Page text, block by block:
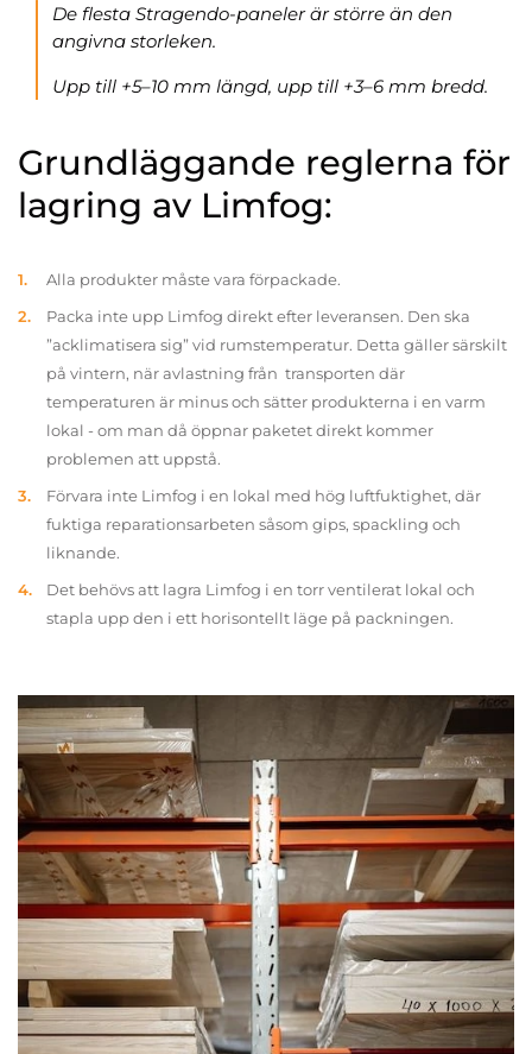
De flesta Stragendo-paneler är större än den
angivna storleken.
Upp till +5–10 mm längd, upp till +3–6 mm bredd.
Grundläggande reglerna för
lagring av Limfog:
Alla produkter måste vara förpackade.
Packa inte upp Limfog direkt efter leveransen. Den ska
”acklimatisera sig” vid rumstemperatur. Detta gäller särskilt
på vintern, när avlastning från transporten där
temperaturen är minus och sätter produkterna i en varm
lokal - om man då öppnar paketet direkt kommer
problemen att uppstå.
Förvara inte Limfog i en lokal med hög luftfuktighet, där
fuktiga reparationsarbeten såsom gips, spackling och
liknande.
Det behövs att lagra Limfog i en torr ventilerat lokal och
stapla upp den i ett horisontellt läge på packningen.